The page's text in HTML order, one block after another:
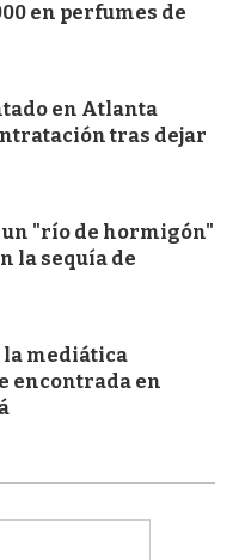
en perfumes de
en Atlanta
tras dejar
un "río de hormigón"
la sequía de
la mediática
encontrada en